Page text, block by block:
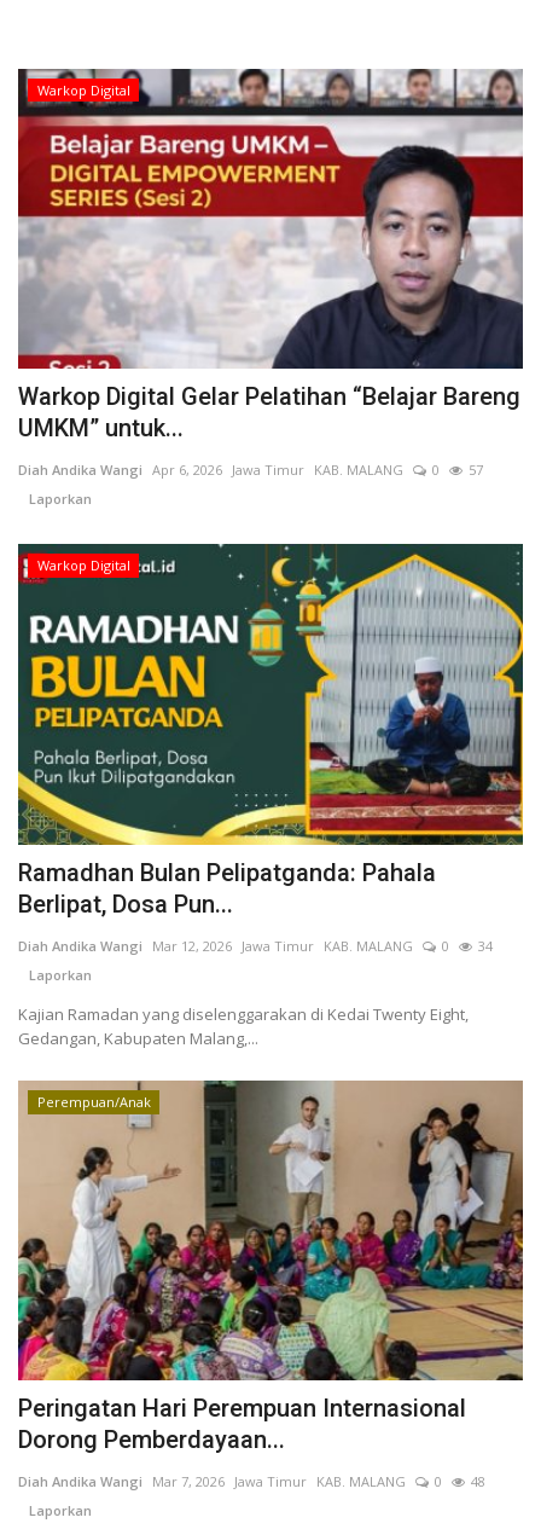
Olahraga
Kesehatan
Layanan Publik
Perempuan/Anak
Warkop Digital
Warkop Digital Gelar Pelatihan “Belajar Bareng
UMKM” untuk...
Diah Andika Wangi Apr 6, 2026 Jawa Timur KAB. MALANG 0
57
Laporkan
Warkop Digital
Ramadhan Bulan Pelipatganda: Pahala
Berlipat, Dosa Pun...
Diah Andika Wangi Mar 12, 2026 Jawa Timur KAB. MALANG 0
34
Laporkan
Kajian Ramadan yang diselenggarakan di Kedai Twenty Eight,
Gedangan, Kabupaten Malang,...
Perempuan/Anak
Peringatan Hari Perempuan Internasional
Dorong Pemberdayaan...
Diah Andika Wangi Mar 7, 2026 Jawa Timur KAB. MALANG 0
48
Laporkan